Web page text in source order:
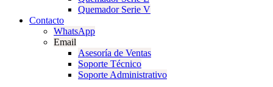
Quemador Serie V
Contacto
WhatsApp
Email
Asesoría de Ventas
Soporte Técnico
Soporte Administrativo